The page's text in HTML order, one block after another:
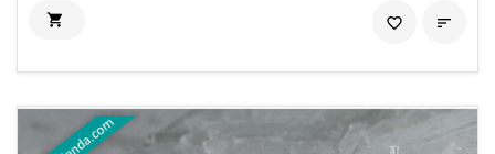
 
favorite_border